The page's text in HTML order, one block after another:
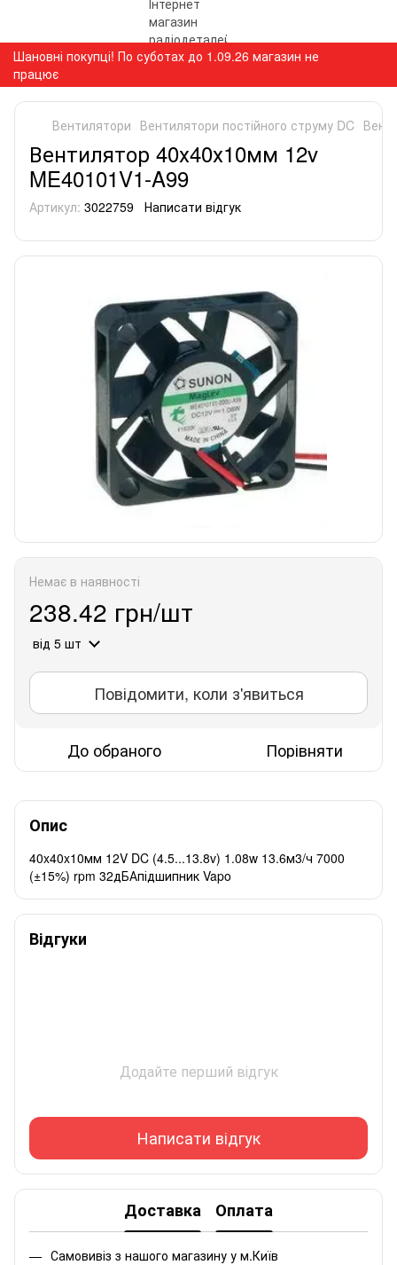
Шановні покупці! По суботах до 1.09.26 магазин не
працює
Вентилятори Вентилятори постійного струму DC
Вентилятор 40х40х10мм 12v
ME40101V1-A99
Артикул: 3022759 Написати відгук
Немає в наявності
238.42 грн/шт
від 5 шт
Повідомити, коли з'явиться
До обраного Порівняти
Опис
40x40x10мм 12V DC (4.5...13.8v) 1.08w 13.6м3/ч 7000
(±15%) rpm 32дБАпідшипник Vapo
Відгуки
Додайте перший відгук
Написати відгук
Доставка Оплата
Самовивіз з нашого магазину у м.Київ